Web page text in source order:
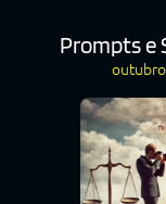
Prompts e